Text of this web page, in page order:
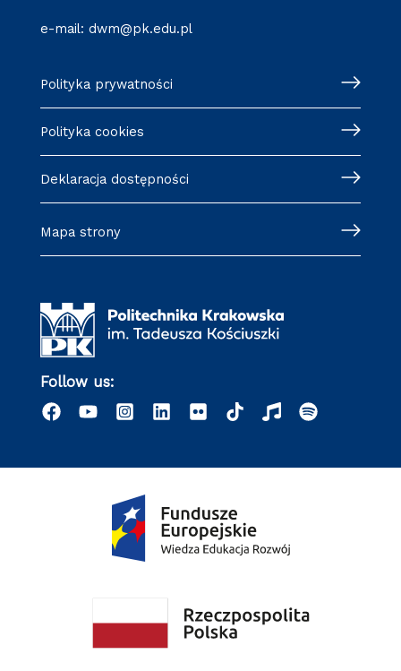
e-mail: dwm@pk.edu.pl
Polityka prywatności
Polityka cookies
Deklaracja dostępności
Mapa strony
Follow us: